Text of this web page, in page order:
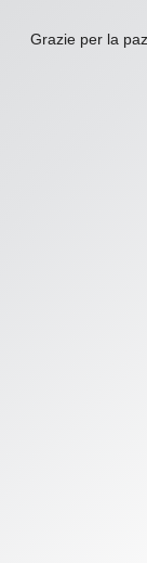
Grazie per la